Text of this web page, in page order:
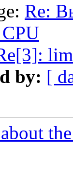
Re:
by: [